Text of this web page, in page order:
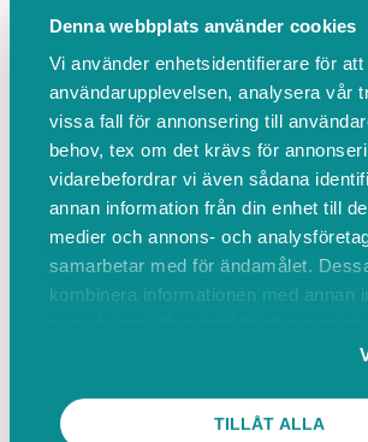
Denna webbplats använder cookies
Vi använder enhetsidentifierare för
användarupplevelsen, analysera vår
vissa fall för annonsering till
behov, tex om det krävs för
vidarebefordrar vi även sådana
annan information från din enhet till
medier och annons- och
samarbetar med för ändamålet.
kombinera informationen med annan
TILLÅT ALLA
vänster om skyltarna. är ni sen
Important! I´m only waiting
a little to the left of signs. Are
Från Kvikkjokk till Kungsleden
väder och högt vatten åker vi
Nordtjänsbäcken Kvikkjokks
Mer info
10:00 Kungsleden söder-
Se pris i nästa steg